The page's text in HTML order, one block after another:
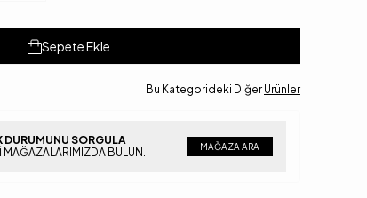
Sepete Ekle
Bu Kategorideki Diğer Ürünler
SORGULA
BULUN.
MAĞAZA ARA